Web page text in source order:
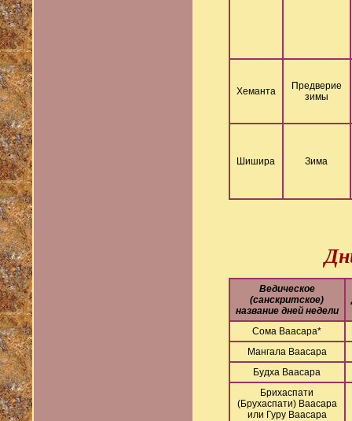
Хеманта
Предверие
зимы
Шишира Зима
Ведическое
(санскритское)
название дней недели
Сома Ваасара*
Мангала Ваасара
Будха Ваасара
Брихаспати
(Брухаспати) Ваасара
или Гуру Ваасара